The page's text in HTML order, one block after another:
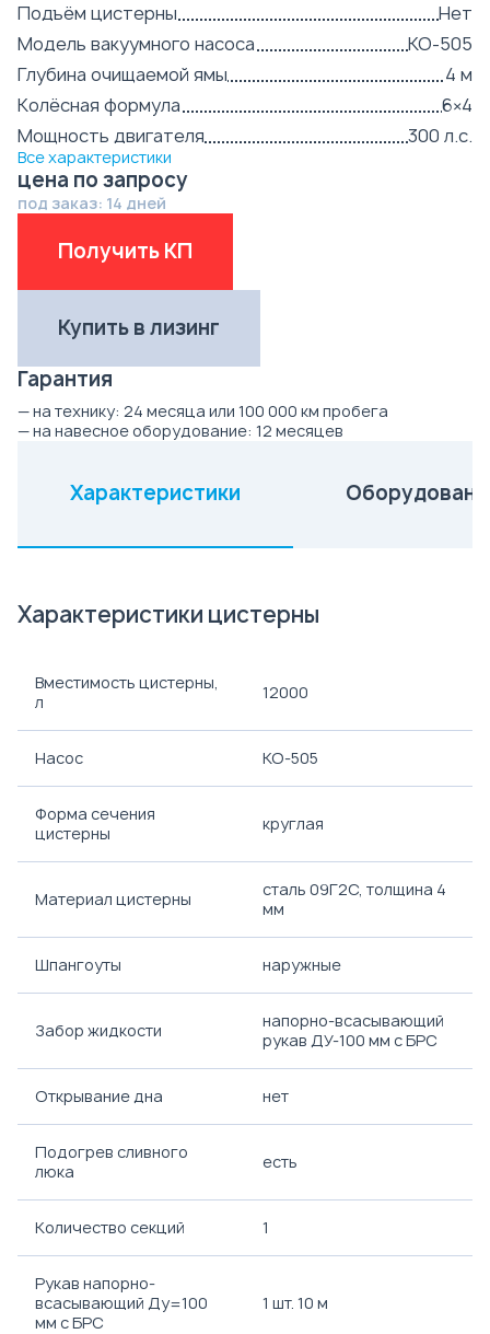
Подъём цистерны
Нет
Модель вакуумного насоса
КО-505
Глубина очищаемой ямы
4 м
Колёсная формула
6×4
Мощность двигателя
300 л.с.
Все характеристики
цена по запросу
под заказ: 14 дней
Получить КП
Купить в лизинг
Гарантия
— на технику: 24 месяца или 100 000 км пробега
— на навесное оборудование: 12 месяцев
Характеристики
Характеристики цистерны
Вместимость цистерны,
л
12000
Насос КО-505
Форма сечения
цистерны
круглая
Материал цистерны
сталь 09Г2С, толщина 4
мм
Шпангоуты наружные
Забор жидкости
напорно-всасывающий
рукав ДУ-100 мм с БРС
Открывание дна нет
Подогрев сливного
люка
есть
Количество секций 1
Рукав напорно-
всасывающий Ду=100
мм с БРС
1 шт. 10 м